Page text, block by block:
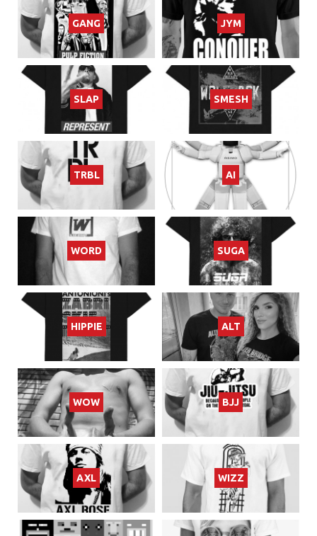
GANG JYM
SLAP SMESH
TRBL AI
WORD SUGA
HIPPIE ALT
WOW BJJ
AXL WIZZ